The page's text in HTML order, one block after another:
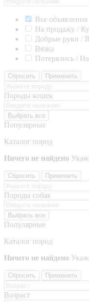
Все объявления
На продажу /
Добрые руки /
Вязка
Потерялись /
Сбросить Применить
Породы кошек
Выбрать все
Популярные
Каталог пород
Ничего не найдено
Сбросить Применить
Породы собак
Выбрать все
Популярные
Каталог пород
Ничего не найдено
Сбросить Применить
Возраст